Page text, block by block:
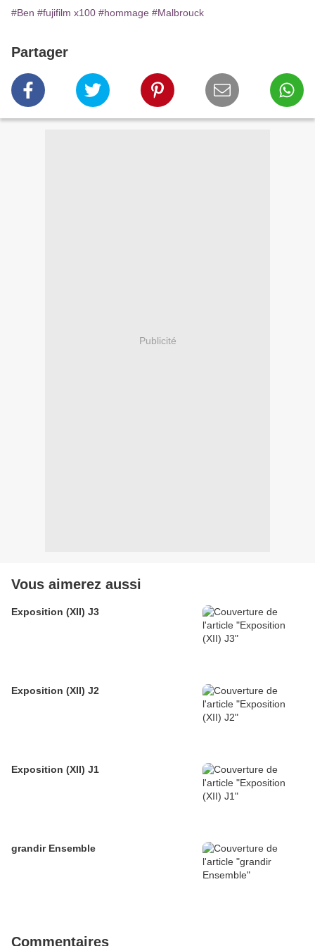
#Ben #fujifilm x100 #hommage #Malbrouck
Partager
Publicité
Vous aimerez aussi
Exposition (XII) J3
Exposition (XII) J2
Exposition (XII) J1
grandir Ensemble
Commentaires